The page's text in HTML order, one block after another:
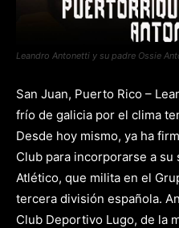
Leandro Antonetti y su padre Ossie
San Juan, Puerto Rico –
frío de galicia por el clima
Desde hoy mismo, ya ha
Club para incorporarse a
Atlético, que milita en el
tercera división española.
Club Deportivo Lugo, de la